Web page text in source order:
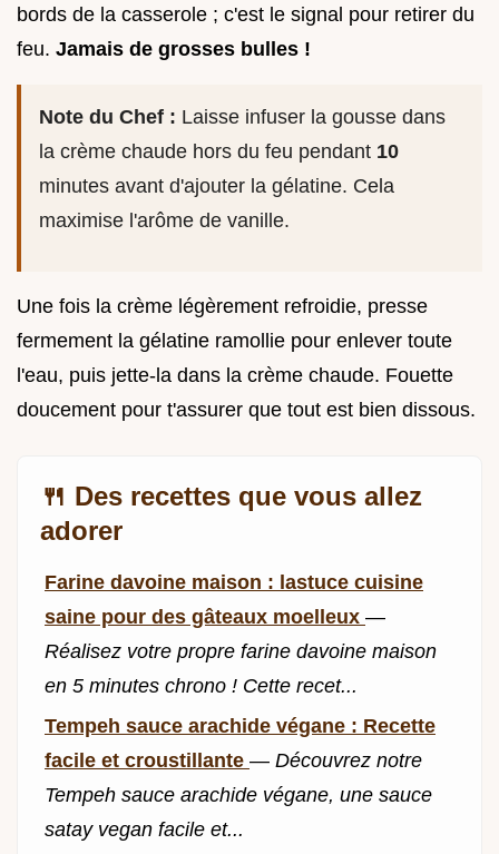
bords de la casserole ; c'est le signal pour retirer du
feu. Jamais de grosses bulles !
Note du Chef : Laisse infuser la gousse dans
la crème chaude hors du feu pendant 10
minutes avant d'ajouter la gélatine. Cela
maximise l'arôme de vanille.
Une fois la crème légèrement refroidie, presse
fermement la gélatine ramollie pour enlever toute
l'eau, puis jette-la dans la crème chaude. Fouette
doucement pour t'assurer que tout est bien dissous.
🍴 Des recettes que vous allez
adorer
Farine davoine maison : lastuce cuisine
saine pour des gâteaux moelleux —
Réalisez votre propre farine davoine maison
en 5 minutes chrono ! Cette recet...
Tempeh sauce arachide végane : Recette
facile et croustillante — Découvrez notre
Tempeh sauce arachide végane, une sauce
satay vegan facile et...